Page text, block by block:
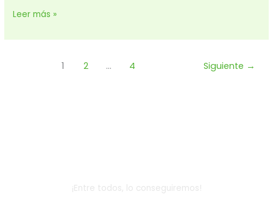
Leer más »
1 2 … 4 Siguiente →
¡Entre todos, lo conseguiremos!